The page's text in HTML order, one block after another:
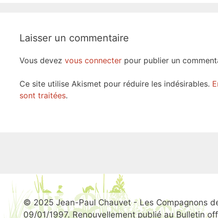
Laisser un commentaire
Vous devez vous connecter pour publier un
Ce site utilise Akismet pour réduire les indésirables.
sont traitées.
© 2025 Jean-Paul Chauvet - Les Compagnons
09/01/1997. Renouvellement publié au Bulletin